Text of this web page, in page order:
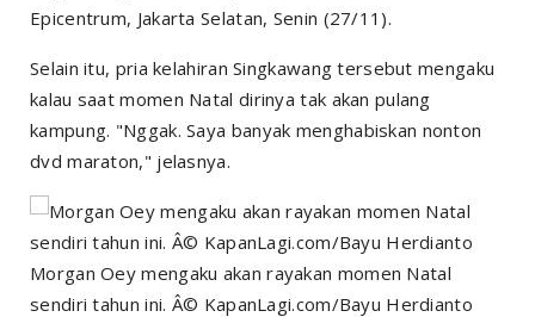
Epicentrum, Jakarta Selatan, Senin (27/11).
Selain itu, pria kelahiran Singkawang tersebut mengaku
kalau saat momen Natal dirinya tak akan pulang
kampung. "Nggak. Saya banyak menghabiskan nonton
dvd maraton," jelasnya.
Morgan Oey mengaku akan rayakan momen Natal
sendiri tahun ini. Â© KapanLagi.com/Bayu Herdianto